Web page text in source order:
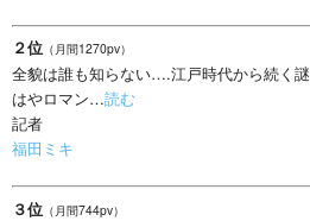
２位 （月間1270pv）
全貌は誰も知らない….江戸時代から続く
はやロマン…読む
記者
福田ミキ
３位 （月間744pv）